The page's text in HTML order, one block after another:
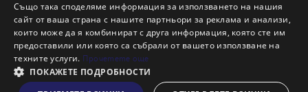
Наши офиси
Кариери
Кои сме ние?
Франчайз
Блог
Също така споделяме информация за използването на нашия
сайт от ваша страна с нашите партньори за реклама и анализи,
които може да я комбинират с друга информация, която сте им
предоставили или която са събрали от вашето използване на
техните услуги. Прочетете още
ПОКАЖЕТЕ ПОДРОБНОСТИ